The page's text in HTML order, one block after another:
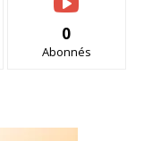
0
Abonnés